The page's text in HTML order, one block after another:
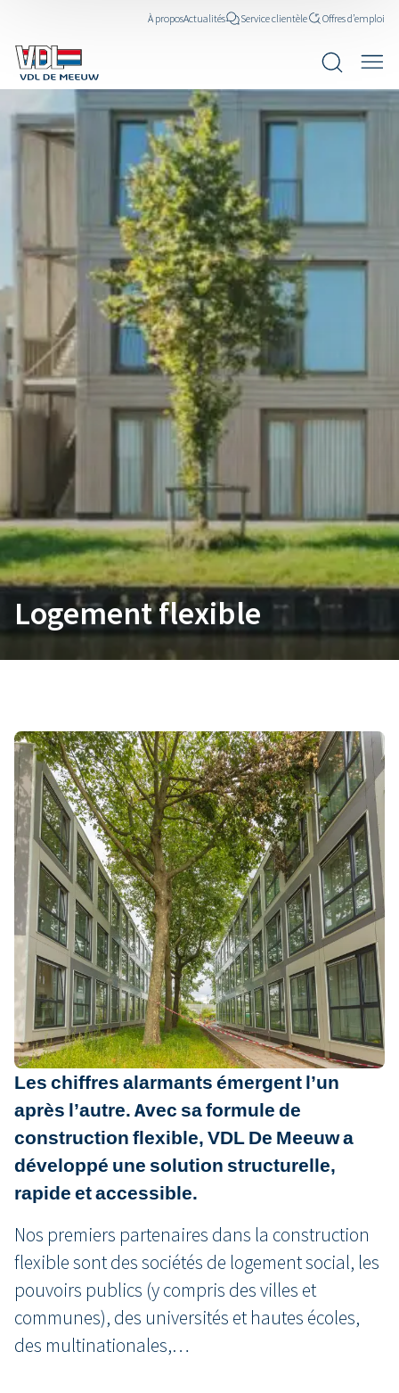
À proposActualités Service clientèle Offres d’emploi
Logement flexible
Une approche structurelle,
rapide et accessible des besoins
de logement
Le marché résidentiel craque de toutes
parts. Des groupes cibles et segments
spécifiques en sont la principale victime,
et notamment le logement social, les kots
pour étudiant, les hébergements pour
travailleurs migrants et les logements
d’urgence en situation de catastrophe.
Les chiffres alarmants émergent l’un
après l’autre. Avec sa formule de
construction flexible, VDL De Meeuw a
développé une solution structurelle,
rapide et accessible.
Nos premiers partenaires dans la construction
flexible sont des sociétés de logement social, les
pouvoirs publics (y compris des villes et
communes), des universités et hautes écoles,
des multinationales,…